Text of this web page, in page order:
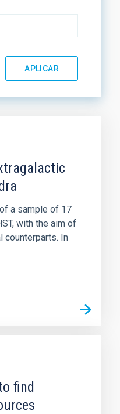
a sample of 17
with the aim of
counterparts. In
find